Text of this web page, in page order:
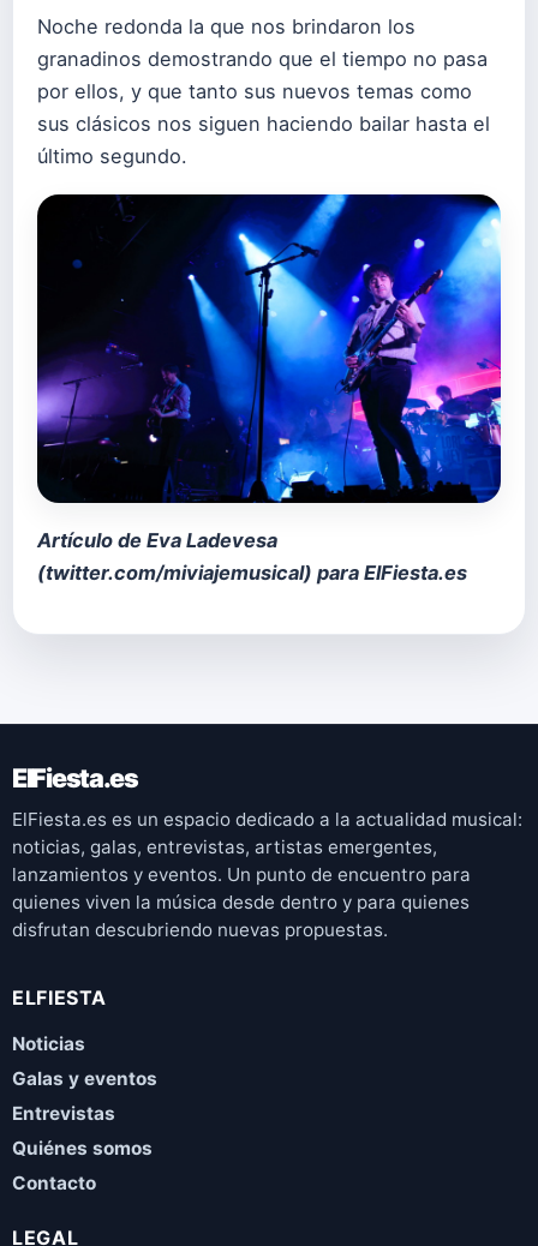
Noche redonda la que nos brindaron los
granadinos demostrando que el tiempo no pasa
por ellos, y que tanto sus nuevos temas como
sus clásicos nos siguen haciendo bailar hasta el
último segundo.
Artículo de Eva Ladevesa
(twitter.com/miviajemusical) para ElFiesta.es
ElFiesta.es
ElFiesta.es es un espacio dedicado a la actualidad musical:
noticias, galas, entrevistas, artistas emergentes,
lanzamientos y eventos. Un punto de encuentro para
quienes viven la música desde dentro y para quienes
disfrutan descubriendo nuevas propuestas.
ELFIESTA
Noticias
Galas y eventos
Entrevistas
Quiénes somos
Contacto
LEGAL